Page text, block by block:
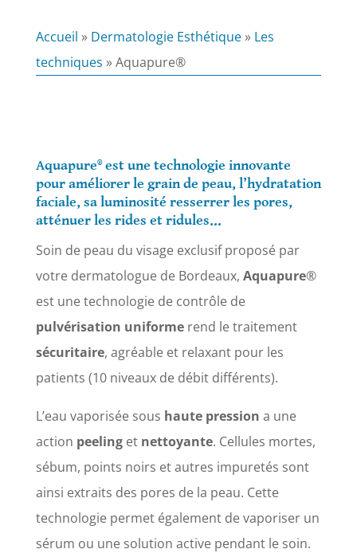
Accueil » Dermatologie Esthétique» Les
techniques »Aquapure®
Aquapure® est une technologie innovante
pour améliorer le grain de peau, l’hydratation
faciale, sa luminosité resserrer les pores,
atténuer les rides et ridules…
Soin de peau du visage exclusif proposé par
votre dermatologue de Bordeaux, Aquapure®
est une technologie de contrôle de
pulvérisation uniformerend le traitement
sécuritaire, agréable et relaxant pour les
patients (10 niveaux de débit différents).
L’eau vaporisée sous haute pression a une
action peelinget nettoyante. Cellules mortes,
sébum, points noirs et autres impuretés sont
ainsi extraits des pores de la peau. Cette
technologie permet également de vaporiser un
sérum ou une solution active pendant le soin.